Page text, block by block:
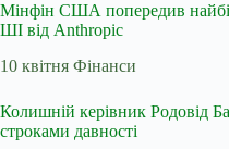
Мінфін США попередив
ШІ від Anthropic
10 квітня Фінанси
Колишній керівник Родовід
строками давності